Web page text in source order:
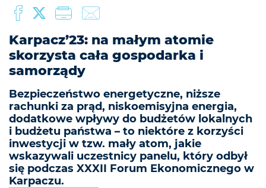
Karpacz’23: na małym atomie
skorzysta cała gospodarka i
samorządy
Bezpieczeństwo energetyczne, niższe
rachunki za prąd, niskoemisyjna energia,
dodatkowe wpływy do budżetów lokalnych
i budżetu państwa – to niektóre z korzyści
inwestycji w tzw. mały atom, jakie
wskazywali uczestnicy panelu, który odbył
się podczas XXXII Forum Ekonomicznego w
Karpaczu.